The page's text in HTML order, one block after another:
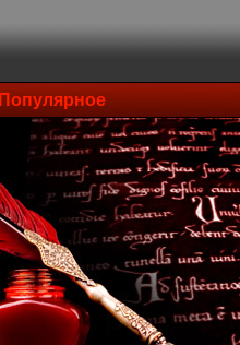
Популярное